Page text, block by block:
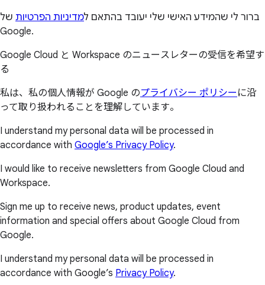
ברור לי שהמידע האישי שלי יעובד בהתאם למדיניות הפרטיות של
Google.
Google Cloud と Workspace のニュースレターの受信を希望す
る
私は、私の個人情報が Google のプライバシー ポリシー に沿
って取り扱われることを理解しています。
I understand my personal data will be processed in
accordance with Google’s Privacy Policy.
I would like to receive newsletters from Google Cloud and
Workspace.
Sign me up to receive news, product updates, event
information and special offers about Google Cloud from
Google.
I understand my personal data will be processed in
accordance with Google’s Privacy Policy.